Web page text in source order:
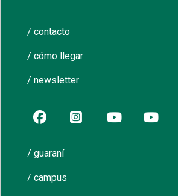
/ contacto
/ cómo llegar
/ newsletter
/ guaraní
/ campus